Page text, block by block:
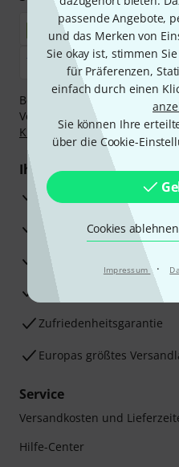
passende Angebote,
und das Merken von
Sie okay ist, stimmen
für Präferenzen,
einfach durch einen
Sie können Ihre
über die Cookie-
Cookies ablehnen
Impressum ·
Bezahlen Sie vertraulich
Vorkasse, PayPal, Amazon
Klarna Ratenzahlungoder
Ihre Vorteile
3 Jahre Thomann
30 Tage Money-Back-
Beratung durch
Zufriedenheitsgarantie
Europas größtes
Service
Versandkosten und
Hilfe-Center